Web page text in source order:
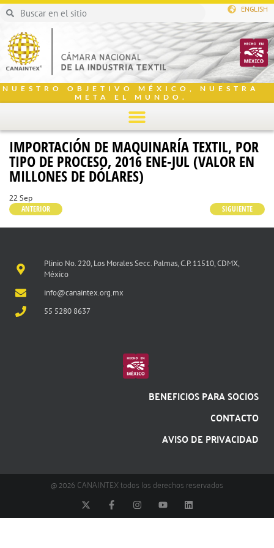
ENGLISH
NUESTRO OBJETIVO MÉXICO, NUESTRA
META EL MUNDO.
IMPORTACIÓN DE MAQUINARÍA TEXTIL, POR
TIPO DE PROCESO, 2016 ENE-JUL (VALOR EN
MILLONES DE DÓLARES)
22 Sep
ANTERIOR
SIGUIENTE
Plinio No. 220, Los Morales Secc. Palmas, C.P. 11510, CDMX,
México
info@canaintex.org.mx
55 5280 8637
BENEFICIOS PARA SOCIOS
CONTACTO
AVISO DE PRIVACIDAD
@ 2026 CANAINTEX todos los derechos reservados